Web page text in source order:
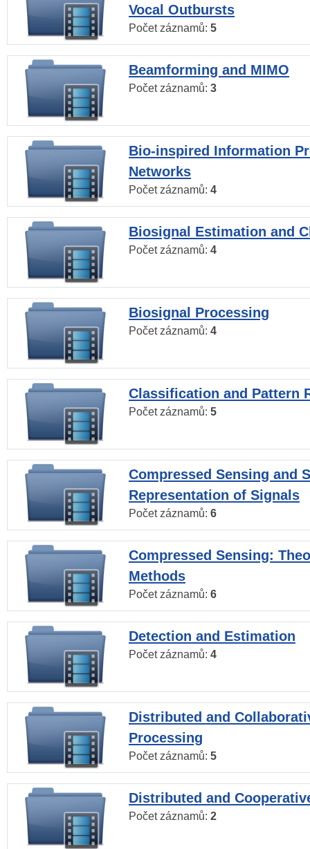
Vocal Outbursts
Počet záznamů: 5
Beamforming and MIMO
Počet záznamů: 3
Bio-inspired Information
Networks
Počet záznamů: 4
Biosignal Estimation and
Počet záznamů: 4
Biosignal Processing
Počet záznamů: 4
Classification and Pattern
Počet záznamů: 5
Compressed Sensing and
Representation of Signals
Počet záznamů: 6
Compressed Sensing:
Methods
Počet záznamů: 6
Detection and Estimation
Počet záznamů: 4
Distributed and
Processing
Počet záznamů: 5
Distributed and
Počet záznamů: 2